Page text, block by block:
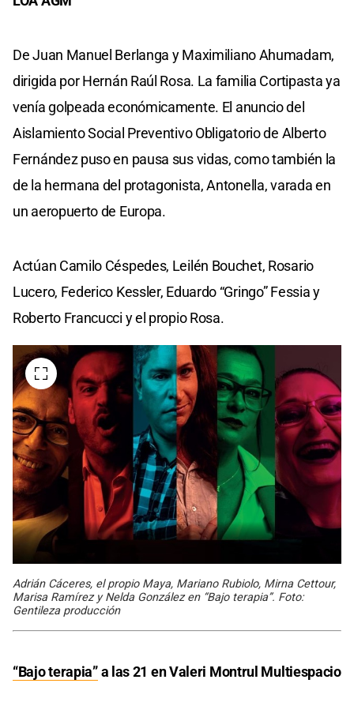
De Juan Manuel Berlanga y Maximiliano Ahumadam,
dirigida por Hernán Raúl Rosa. La familia Cortipasta ya
venía golpeada económicamente. El anuncio del
Aislamiento Social Preventivo Obligatorio de Alberto
Fernández puso en pausa sus vidas, como también la
de la hermana del protagonista, Antonella, varada en
un aeropuerto de Europa.
Actúan Camilo Céspedes, Leilén Bouchet, Rosario
Lucero, Federico Kessler, Eduardo “Gringo” Fessia y
Roberto Francucci y el propio Rosa.
Adrián Cáceres, el propio Maya, Mariano Rubiolo, Mirna Cettour,
Marisa Ramírez y Nelda González en “Bajo terapia”. Foto:
Gentileza producción
“Bajo terapia”a las 21 en Valeri Montrul Multiespacio